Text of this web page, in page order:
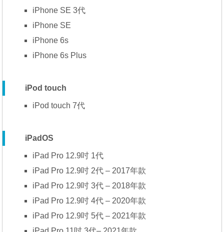
iPhone SE 3代
iPhone SE
iPhone 6s
iPhone 6s Plus
iPod touch
iPod touch 7代
iPadOS
iPad Pro 12.9吋 1代
iPad Pro 12.9吋 2代 – 2017年款
iPad Pro 12.9吋 3代 – 2018年款
iPad Pro 12.9吋 4代 – 2020年款
iPad Pro 12.9吋 5代 – 2021年款